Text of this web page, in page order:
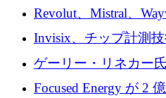
の返品を利益に変え
ルを調達
Revolut、Mistral、
Europe」キャンペーン
Invisix、チップ計測
2,000 万ユーロのシー
ゲーリー・リネカー
事業を開始
Focused Energy が 2